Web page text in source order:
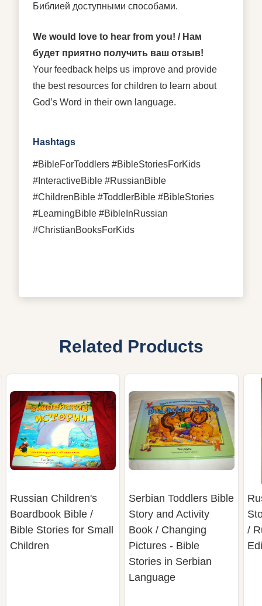
Библией доступными способами.
We would love to hear from you! / Нам
будет приятно получить ваш отзыв!
Your feedback helps us improve and provide
the best resources for children to learn about
God’s Word in their own language.
Hashtags
#BibleForToddlers #BibleStoriesForKids
#InteractiveBible #RussianBible
#ChildrenBible #ToddlerBible #BibleStories
#LearningBible #BibleInRussian
#ChristianBooksForKids
Related Products
Russian Children's
Boardbook Bible /
Bible Stories for Small
Children
Serbian Toddlers Bible
Story and Activity
Book / Changing
Pictures - Bible
Stories in Serbian
Language
/